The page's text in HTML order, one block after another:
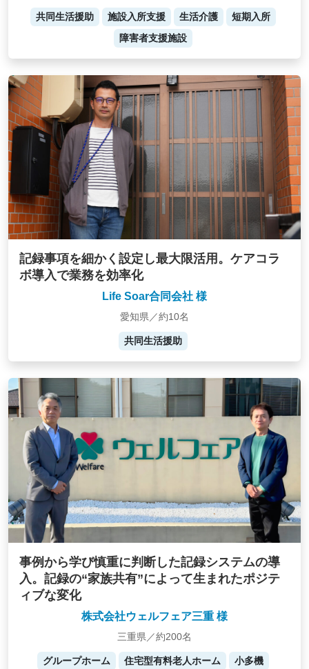
共同生活援助 施設入所支援 生活介護
短期入所
障害者支援施設
記録事項を細かく設定し最大限活用。ケアコラ
ボ導入で業務を効率化
Life Soar合同会社 様
愛知県／約10名
共同生活援助
事例から学び慎重に判断した記録システムの導
入。記録の“家族共有”によって生まれたポジテ
ィブな変化
株式会社ウェルフェア三重 様
三重県／約200名
グループホーム 住宅型有料老人ホーム 小多機